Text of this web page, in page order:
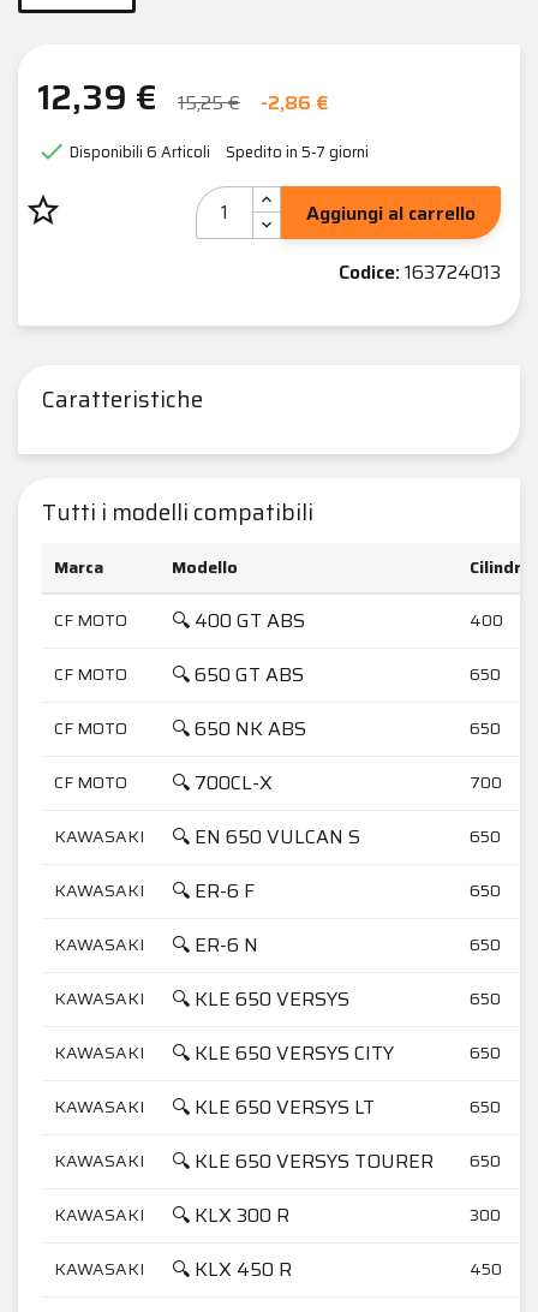
12,39 € 15,25 € -2,86 €
 Disponibili6 Articoli Spedito in 5-7 giorni
star_border
Aggiungi al carrello
Codice:163724013
Caratteristiche
Tutti i modelli compatibili
Marca Modello
CF MOTO
🔍 400 GT ABS 400
CF MOTO 🔍 650 GT ABS 650
CF MOTO 🔍 650 NK ABS 650
CF MOTO 🔍 700CL-X 700
KAWASAKI 🔍 EN 650 VULCAN S 650
KAWASAKI 🔍 ER-6 F 650
KAWASAKI 🔍 ER-6 N 650
KAWASAKI 🔍 KLE 650 VERSYS 650
KAWASAKI 🔍 KLE 650 VERSYS CITY 650
KAWASAKI 🔍 KLE 650 VERSYS LT 650
KAWASAKI 🔍 KLE 650 VERSYS TOURER 650
KAWASAKI 🔍 KLX 300 R 300
KAWASAKI 🔍 KLX 450 R 450